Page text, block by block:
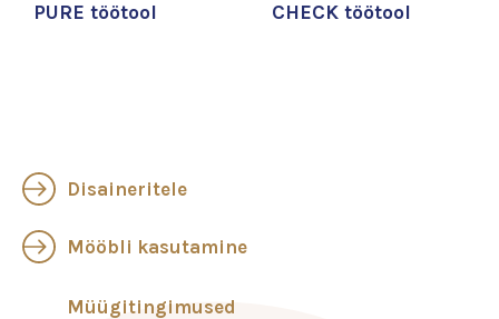
PURE töötool CHECK töötool
Disaineritele
Mööbli kasutamine
Müügitingimused